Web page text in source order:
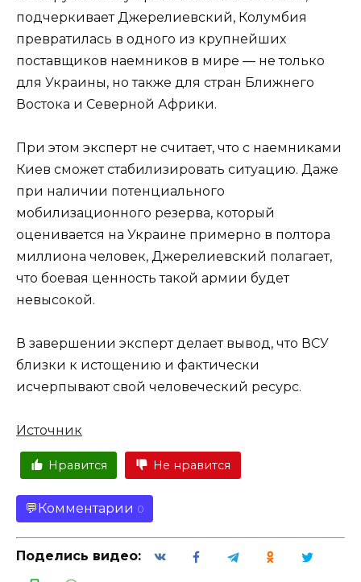
подчеркивает Джерелиевский, Колумбия
превратилась в одного из крупнейших
поставщиков наемников в мире — не только
для Украины, но также для стран Ближнего
Востока и Северной Африки.
При этом эксперт не считает, что с наемниками
Киев сможет стабилизировать ситуацию. Даже
при наличии потенциального
мобилизационного резерва, который
оценивается на Украине примерно в полтора
миллиона человек, Джерелиевский полагает,
что боевая ценность такой армии будет
невысокой.
В завершении эксперт делает вывод, что ВСУ
близки к истощению и фактически
исчерпывают свой человеческий ресурс.
Источник
Нравится Не нравится
Комментарии 0
Поделись видео: